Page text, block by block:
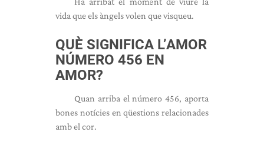
vida que els àngels volen que visqueu.
QUÈ SIGNIFICA L’AMOR
NÚMERO 456 EN
AMOR?
Quan arriba el número 456, aporta
bones notícies en qüestions relacionades
amb el cor.